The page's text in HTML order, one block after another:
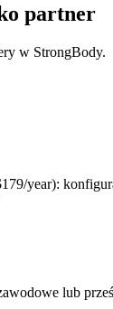
partner
w StrongBody.
year):
lub